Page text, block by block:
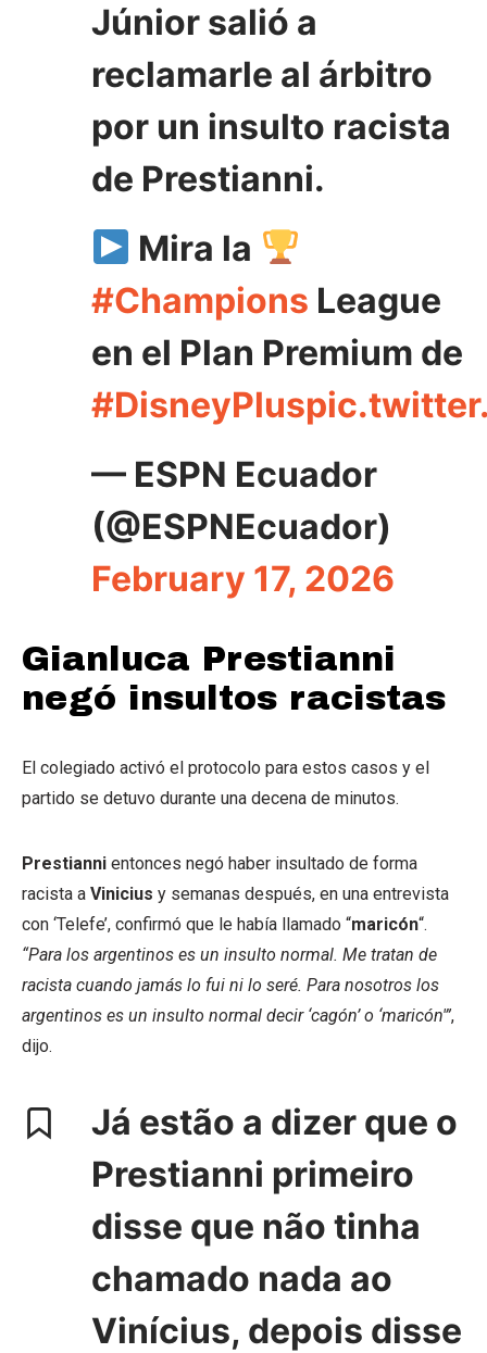
Júnior salió a
reclamarle al árbitro
por un insulto racista
de Prestianni.
Mira la
#Champions League
en el Plan Premium de
#DisneyPlus
— ESPN Ecuador
(@ESPNEcuador)
February 17, 2026
Gianluca Prestianni
negó insultos racistas
El colegiado activó el protocolo para estos casos y el
partido se detuvo durante una decena de minutos.
Prestianni entonces negó haber insultado de forma
racista a Vinicius y semanas después, en una entrevista
con ‘Telefe’, confirmó que le había llamado “maricón“.
“Para los argentinos es un insulto normal. Me tratan de
racista cuando jamás lo fui ni lo seré. Para nosotros los
argentinos es un insulto normal decir ‘cagón’ o ‘maricón'”,
dijo.
Já estão a dizer que o
Prestianni primeiro
disse que não tinha
chamado nada ao
Vinícius, depois disse